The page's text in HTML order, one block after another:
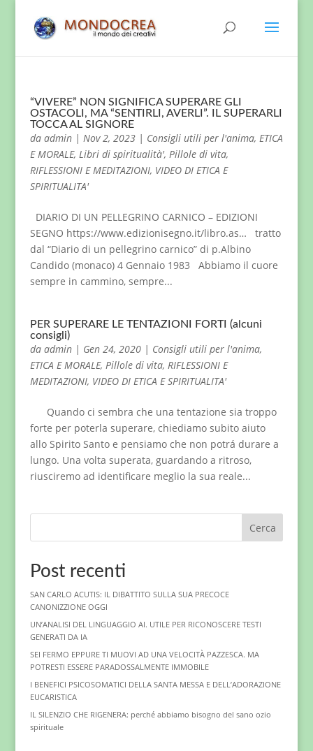
“VIVERE” NON SIGNIFICA SUPERARE GLI
OSTACOLI, MA “SENTIRLI, AVERLI”. IL SUPERARLI
TOCCA AL SIGNORE
da admin| Nov 2, 2023| Consigli utili per l'anima, ETICA
E MORALE, Libri di spiritualità', Pillole di vita,
RIFLESSIONI E MEDITAZIONI, VIDEO DI ETICA E
SPIRITUALITA'
DIARIO DI UN PELLEGRINO CARNICO – EDIZIONI
SEGNO https://www.edizionisegno.it/libro.as… tratto
dal “Diario di un pellegrino carnico” di p.Albino
Candido (monaco) 4 Gennaio 1983 Abbiamo il cuore
sempre in cammino, sempre...
PER SUPERARE LE TENTAZIONI FORTI (alcuni
consigli)
da admin| Gen 24, 2020| Consigli utili per l'anima,
ETICA E MORALE, Pillole di vita, RIFLESSIONI E
MEDITAZIONI, VIDEO DI ETICA E SPIRITUALITA'
Quando ci sembra che una tentazione sia troppo
forte per poterla superare, chiediamo subito aiuto
allo Spirito Santo e pensiamo che non potrá durare a
lungo. Una volta superata, guardando a ritroso,
riusciremo ad identificare meglio la sua reale...
Cerca
Post recenti
SAN CARLO ACUTIS: IL DIBATTITO SULLA SUA PRECOCE
CANONIZZIONE OGGI
UN’ANALISI DEL LINGUAGGIO AI. UTILE PER RICONOSCERE TESTI
GENERATI DA IA
SEI FERMO EPPURE TI MUOVI AD UNA VELOCITÀ PAZZESCA. MA
POTRESTI ESSERE PARADOSSALMENTE IMMOBILE
I BENEFICI PSICOSOMATICI DELLA SANTA MESSA E DELL’ADORAZIONE
EUCARISTICA
IL SILENZIO CHE RIGENERA: perché abbiamo bisogno del sano ozio
spirituale